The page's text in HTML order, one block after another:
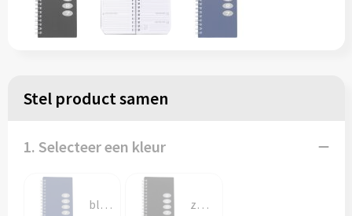
Stel product samen
1. Selecteer een kleur
blauw zwart